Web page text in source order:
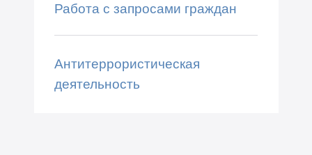
Работа с запросами граждан
Антитеррористическая
деятельность